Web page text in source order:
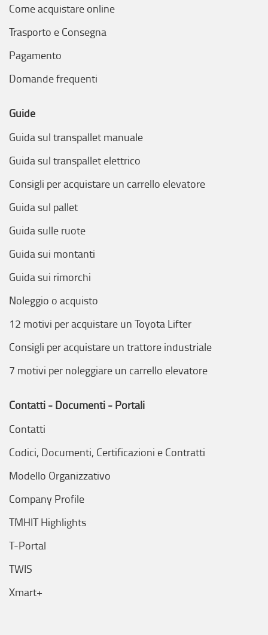
Come acquistare online
Trasporto e Consegna
Pagamento
Domande frequenti
Guide
Guida sul transpallet manuale
Guida sul transpallet elettrico
Consigli per acquistare un carrello elevatore
Guida sul pallet
Guida sulle ruote
Guida sui montanti
Guida sui rimorchi
Noleggio o acquisto
12 motivi per acquistare un Toyota Lifter
Consigli per acquistare un trattore industriale
7 motivi per noleggiare un carrello elevatore
Contatti - Documenti - Portali
Contatti
Codici, Documenti, Certificazioni e Contratti
Modello Organizzativo
Company Profile
TMHIT Highlights
T-Portal
TWIS
Xmart+